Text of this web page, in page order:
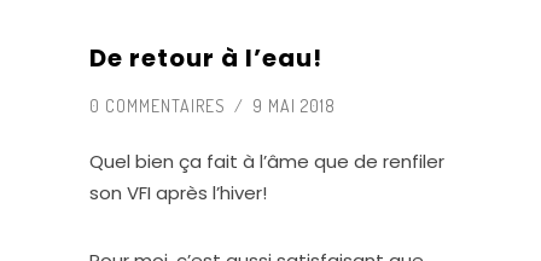
De retour à l’eau!
0 COMMENTAIRES / 9 MAI 2018
Quel bien ça fait à l’âme que de renfiler
son VFI après l’hiver!